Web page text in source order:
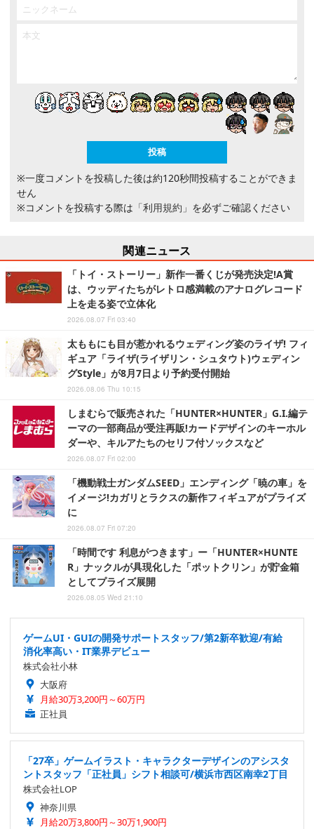
※一度コメントを投稿した後は約120秒間投稿することができま
せん
※コメントを投稿する際は 「利用規約」 を必ずご確認ください
関連ニュース
「トイ・ストーリー」新作一番くじが発売決定!A賞
は、ウッディたちがレトロ感満載のアナログレコード
上を走る姿で立体化
2026.08.07 Fri 03:40
太ももにも目が惹かれるウェディング姿のライザ! フィ
ギュア「ライザ(ライザリン・シュタウト)ウェディン
グStyle」が8月7日より予約受付開始
2026.08.06 Thu 10:15
しまむらで販売された「HUNTER×HUNTER」G.I.編テ
ーマの一部商品が受注再販!カードデザインのキーホル
ダーや、キルアたちのセリフ付ソックスなど
2026.08.07 Fri 02:00
「機動戦士ガンダムSEED」エンディング「暁の車」を
イメージ!カガリとラクスの新作フィギュアがプライズ
に
2026.08.07 Fri 07:20
「時間です 利息がつきます」ー「HUNTER×HUNTE
R」ナックルが具現化した「ポットクリン」が貯金箱
としてプライズ展開
2026.08.05 Wed 21:10
ゲームUI・GUIの開発サポートスタッフ/第2新卒歓迎/有給
消化率高い・IT業界デビュー
株式会社小林
大阪府
月給30万3,200円～60万円
正社員
「27卒」ゲームイラスト・キャラクターデザインのアシスタ
ントスタッフ「正社員」シフト相談可/横浜市西区南幸2丁目
株式会社LOP
神奈川県
月給20万3,800円～30万1,900円